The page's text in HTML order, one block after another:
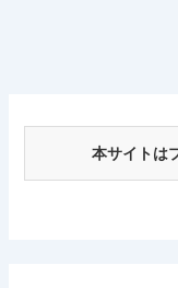
本サイトは